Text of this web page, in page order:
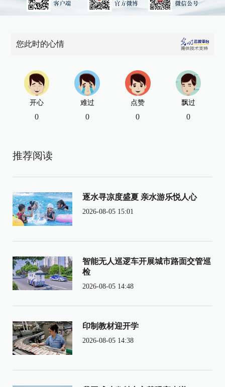
您此时的心情
开心
0
难过
0
点赞
0
飘过
0
推荐阅读
逐水寻凉度盛夏 亲水游乐悦人心
2026-08-05 15:01
智能无人巡逻车开展城市路面交管巡
检
2026-08-05 14:48
印制教材迎开学
2026-08-05 14:38